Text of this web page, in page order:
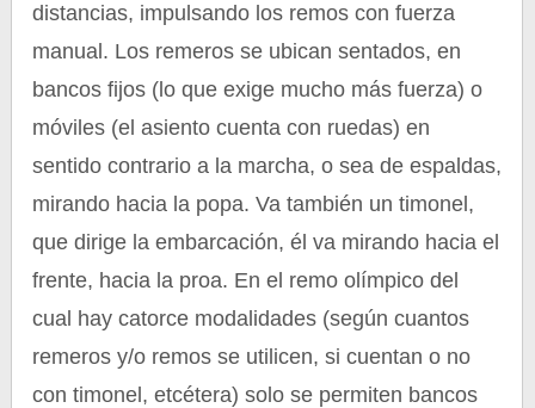
distancias, impulsando los remos con fuerza
manual. Los remeros se ubican sentados, en
bancos fijos (lo que exige mucho más fuerza) o
móviles (el asiento cuenta con ruedas) en
sentido contrario a la marcha, o sea de espaldas,
mirando hacia la popa. Va también un timonel,
que dirige la embarcación, él va mirando hacia el
frente, hacia la proa. En el remo olímpico del
cual hay catorce modalidades (según cuantos
remeros y/o remos se utilicen, si cuentan o no
con timonel, etcétera) solo se permiten bancos